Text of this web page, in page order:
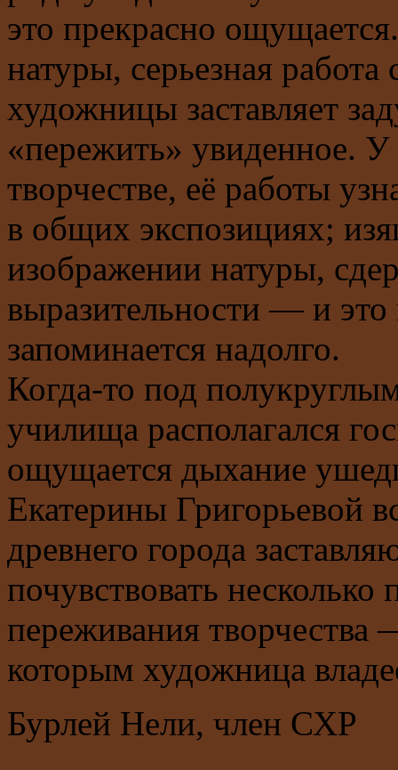
это прекрасно
натуры, серьезная
художницы заставляет
«пережить» увиденное.
творчестве, её работы
в общих экспозициях;
изображении натуры,
выразительности — и это
запоминается надолго.
Когда-то под
училища располагался
ощущается дыхание
Екатерины Григорьевой
древнего города
почувствовать
переживания творчества
которым художница
Бурлей Нели, член СХР